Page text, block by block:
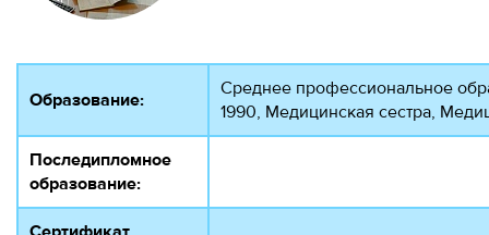
Образование:
Среднее профессиональное
1990, Медицинская сестра,
Последипломное
образование: